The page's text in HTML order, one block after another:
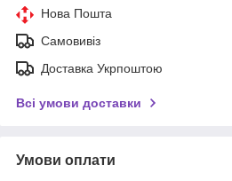
Нова Пошта
Самовивіз
Доставка Укрпоштою
Всі умови доставки
Умови оплати